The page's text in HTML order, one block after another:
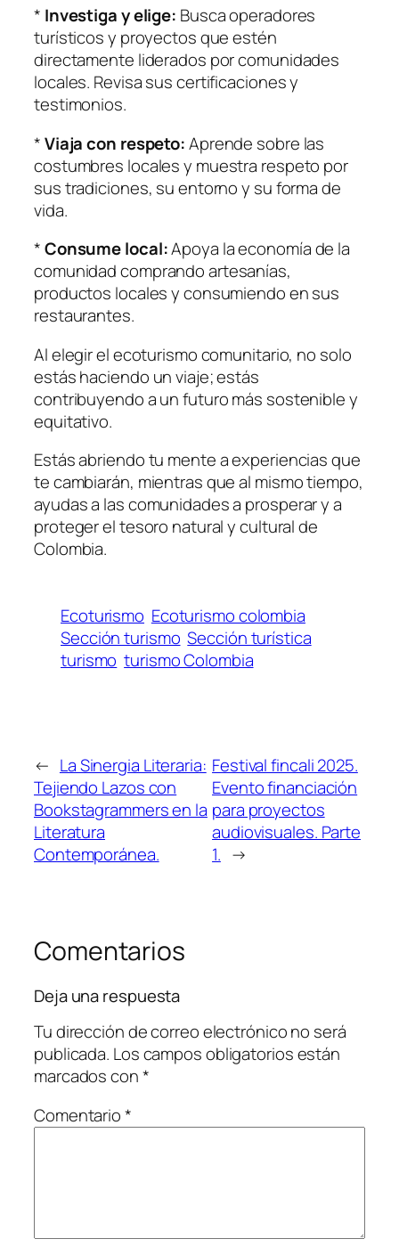
* Investiga y elige: Busca operadores
turísticos y proyectos que estén
directamente liderados por comunidades
locales. Revisa sus certificaciones y
testimonios.
*Viaja con respeto:Aprende sobre las
costumbres locales y muestra respeto por
sus tradiciones, su entorno y su forma de
vida.
*Consume local:Apoya la economía de la
comunidad comprando artesanías,
productos locales y consumiendo en sus
restaurantes.
Al elegir el ecoturismo comunitario, no solo
estás haciendo un viaje; estás
contribuyendo a un futuro más sostenible y
equitativo.
Estás abriendo tu mente a experiencias que
te cambiarán, mientras que al mismo tiempo,
ayudas a las comunidades a prosperar y a
proteger el tesoro natural y cultural de
Colombia.
Ecoturismo Ecoturismo colombia
Sección turismo Sección turística
turismo turismo Colombia
← La Sinergia Literaria:
Tejiendo Lazos con
Bookstagrammers en la
Literatura
Contemporánea.
Festival fincali 2025.
Evento financiación
para proyectos
audiovisuales. Parte
1. →
Comentarios
Deja una respuesta
Tu dirección de correo electrónico no será
publicada. Los campos obligatorios están
marcados con*
Comentario*